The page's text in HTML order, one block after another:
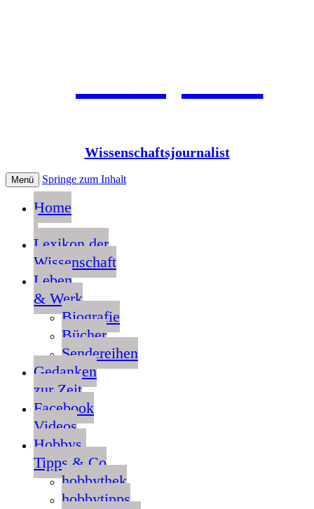
Jean Pütz
Wissenschaftsjournalist
Menü Springe zum Inhalt
Home
Lexikon der
Wissenschaft
Leben
& Werk
Biografie
Bücher
Sendereihen
Gedanken
zur Zeit
Facebook
Videos
Hobbys,
Tipps & Co
hobbythek
hobbytipps